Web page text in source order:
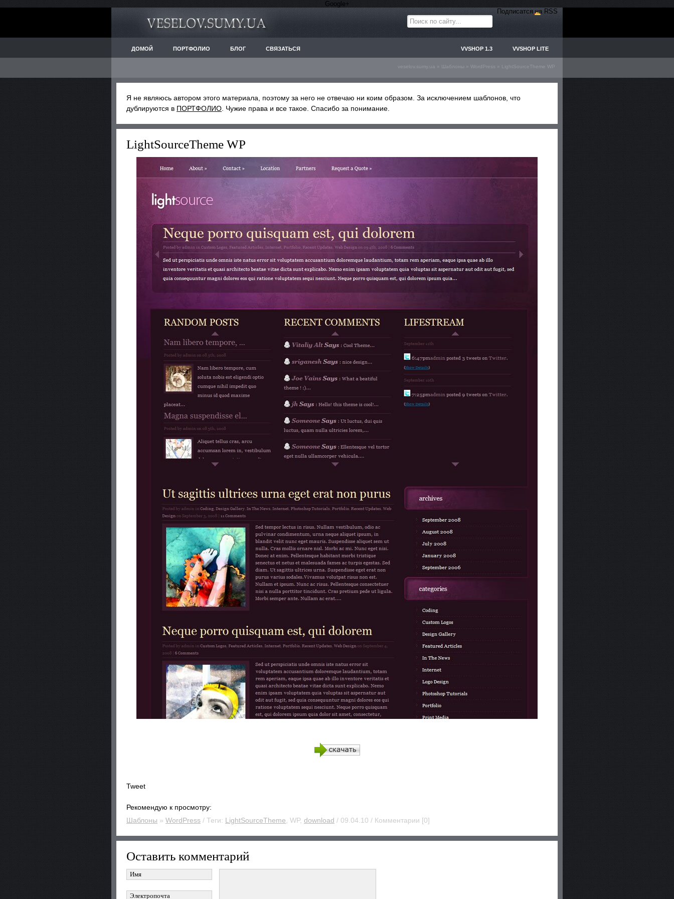
Google+
Подписатся на RSS
ДОМОЙ ПОРТФОЛИО БЛОГ СВЯЗАТЬСЯ VVSHOP 1.3 VVSHOP LITE
veselov.sumy.ua » Шаблоны » WordPress » LightSourceTheme WP
Я не являюсь автором этого материала, поэтому за него не отвечаю ни коим образом. За исключением шаблонов, что
дублируются в ПОРТФОЛИО . Чужие права и все такое. Спасибо за понимание.
LightSourceTheme WP
Tweet
Рекомендую к просмотру:
Шаблоны » WordPress / Теги: LightSourceTheme , WP, download / 09.04.10 / Комментарии [0]
Оставить комментарий